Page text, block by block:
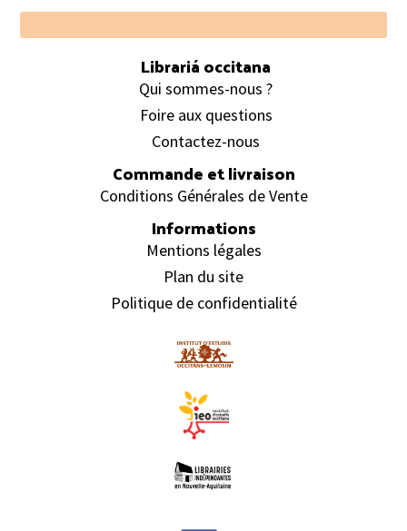
Footer
Librariá occitana
Qui sommes-nous ?
Foire aux questions
Contactez-nous
Commande et livraison
Conditions Générales de Vente
Informations
Mentions légales
Plan du site
Politique de confidentialité